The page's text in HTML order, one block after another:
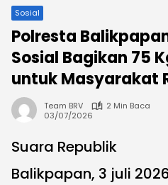
Sosial
Polresta
Sosial Bagikan 75
untuk Masyarakat
Team BRV
2 Min Baca
03/07/2026
Suara Republik
Balikpapan, 3 juli